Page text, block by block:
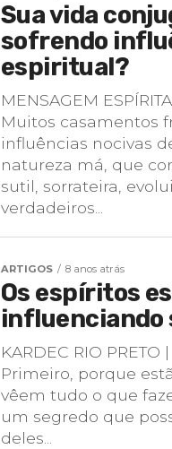
Sua vida
sofrendo
espiritual?
MENSAGEM
Muitos casamentos
influências nocivas
natureza má, que
sutil, sorrateira,
verdadeiros...
ARTIGOS 8 anos atrás
Os espíritos
influenciando
KARDEC RIO
Primeiro, porque
vêem tudo o que
um segredo que
deles...